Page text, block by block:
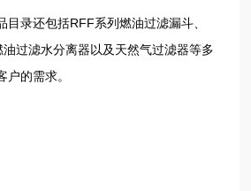
目录还包括RFF系列燃油过滤漏斗、
过滤水分离器以及天然气过滤器等多
户的需求。